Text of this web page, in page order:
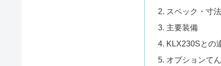
スペック・寸法
主要装備
KLX230Sとの
オプションて